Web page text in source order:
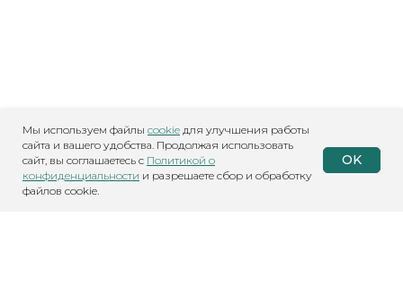
Мы используем файлы cookie для улучшения работы
сайта и вашего удобства. Продолжая использовать
сайт, вы соглашаетесь с Политикой о
конфиденциальности и разрешаете сбор и обработку
файлов cookie.
OK